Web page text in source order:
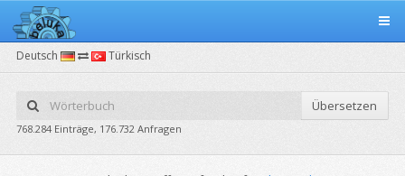
Deutsch Türkisch
Übersetzen
768.284 Einträge, 176.732 Anfragen